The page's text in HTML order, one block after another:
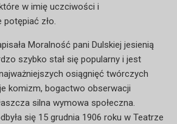
w imię uczciwości i
potępiać zło.
Moralność pani Dulskiej jesienią
szybko stał się popularny i jest
osiągnięć twórczych
komizm, bogactwo obserwacji
silna wymowa społeczna.
się 15 grudnia 1906 roku w Teatrze